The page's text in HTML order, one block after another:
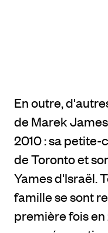
En outre,
de Marek
2010 : sa petite-
de Toronto et
Yames d'Israël.
famille se sont
première fois en